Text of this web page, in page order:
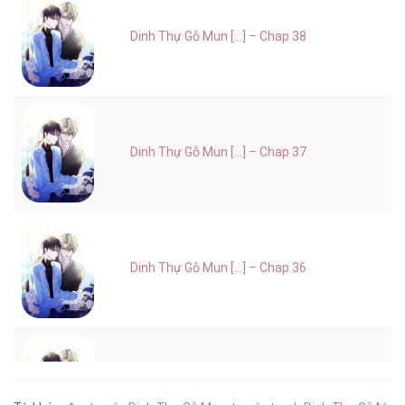
Dinh Thự Gỗ Mun [...] – Chap 38
Dinh Thự Gỗ Mun [...] – Chap 37
Dinh Thự Gỗ Mun [...] – Chap 36